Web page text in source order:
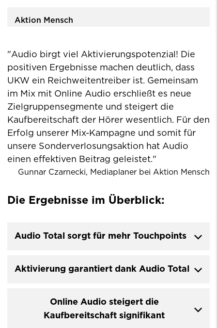
Aktion Mensch
"Audio birgt viel Aktivierungspotenzial! Die
positiven Ergebnisse machen deutlich, dass
UKW ein Reichweitentreiber ist. Gemeinsam
im Mix mit Online Audio erschließt es neue
Zielgruppensegmente und steigert die
Kaufbereitschaft der Hörer wesentlich. Für den
Erfolg unserer Mix-Kampagne und somit für
unsere Sonderverlosungsaktion hat Audio
einen effektiven Beitrag geleistet."
Gunnar Czarnecki, Mediaplaner bei Aktion Mensch
Die Ergebnisse im Überblick:
Audio Total sorgt für mehr Touchpoints
Aktivierung garantiert dank Audio Total
Online Audio steigert die
Kaufbereitschaft signifikant